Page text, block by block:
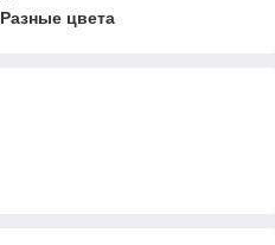
Разные цвета